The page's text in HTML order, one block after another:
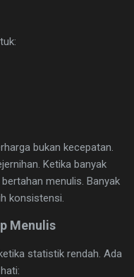
bukan kecepatan.
Ketika banyak
menulis. Banyak
konsistensi.
Menulis
statistik rendah. Ada